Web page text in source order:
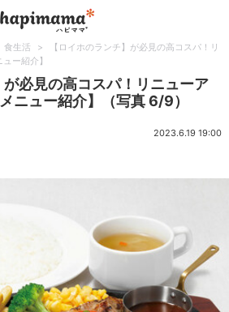
食生活 >
【ロイホのランチ】が必見の高コスパ！リ
ー紹介】
が必見の高コスパ！リニューア
ニュー紹介】（写真 6/9）
2023.6.19 19:00